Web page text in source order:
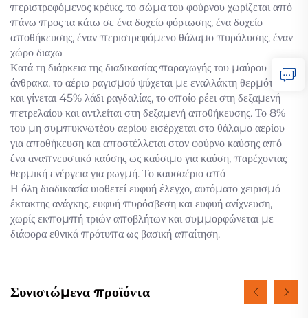
περιστρεφόμενος κρέικς. το σώμα του φούρνου χωρίζεται από
πάνω προς τα κάτω σε ένα δοχείο φόρτωσης, ένα δοχείο
αποθήκευσης, έναν περιστρεφόμενο θάλαμο πυρόλυσης, έναν
χώρο διαχω
Κατά τη διάρκεια της διαδικασίας παραγωγής του μαύρου
άνθρακα, το αέριο ραγισμού ψύχεται με εναλλάκτη θερμότητας
και γίνεται 45% λάδι ραγδαλίας, το οποίο ρέει στη δεξαμενή
πετρελαίου και αντλείται στη δεξαμενή αποθήκευσης. Το 8%
του μη συμπυκνωτέου αερίου εισέρχεται στο θάλαμο αερίου
για αποθήκευση και αποστέλλεται στον φούρνο καύσης από
ένα αναπνευστικό καύσης ως καύσιμο για καύση, παρέχοντας
θερμική ενέργεια για ρωγμή. Το καυσαέριο από
Η όλη διαδικασία υιοθετεί ευφυή έλεγχο, αυτόματο χειρισμό
έκτακτης ανάγκης, ευφυή πυρόσβεση και ευφυή ανίχνευση,
χωρίς εκπομπή τριών αποβλήτων και συμμορφώνεται με
διάφορα εθνικά πρότυπα ως βασική απαίτηση.
Συνιστώμενα προϊόντα